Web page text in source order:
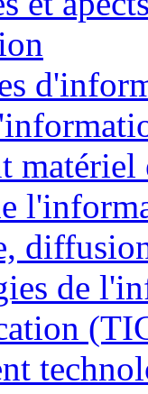
matériel
de